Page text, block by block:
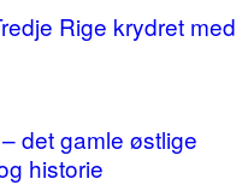
Rige krydret med
det gamle østlige
historie